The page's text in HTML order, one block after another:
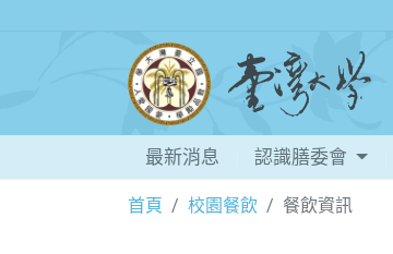
最新消息 認識膳委會
首頁 校園餐飲 餐飲資訊